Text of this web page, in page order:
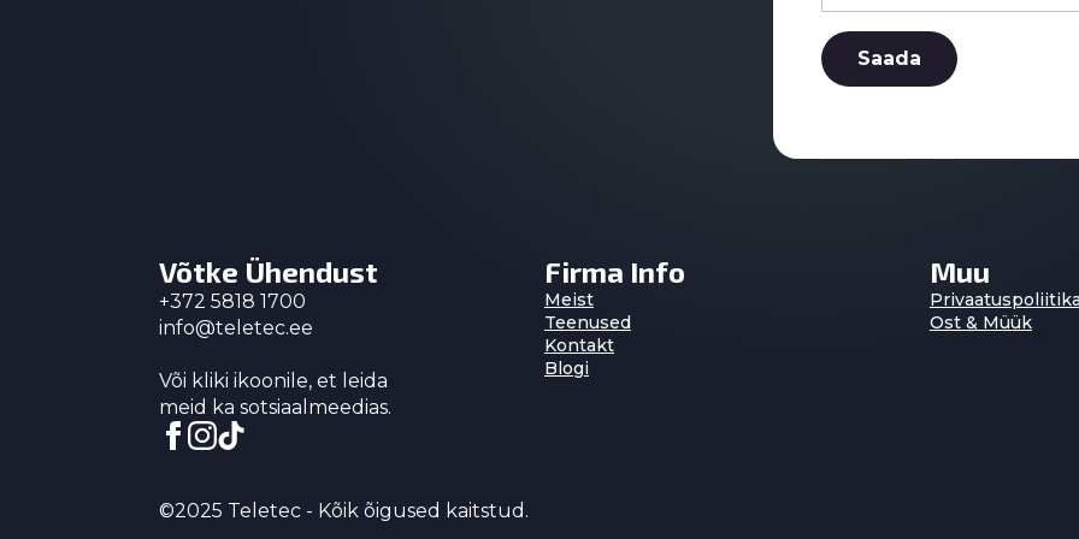
Saada
Võtke Ühendust
+372 5818 1700
info@teletec.ee
Või kliki ikoonile, et leida
meid ka sotsiaalmeedias.
Firma Info
Meist
Teenused
Kontakt
Blogi
Muu
Ost & Müük
©2025 Teletec - Kõik õigused kaitstud.